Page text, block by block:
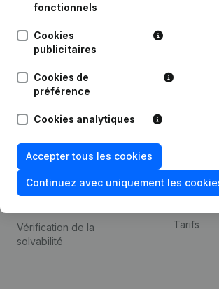
fonctionnels
Cookies
publicitaires
Cookies de
préférence
Cookies analytiques
Accepter tous les cookies
Continuez avec uniquement les
248D,
Thème
de la fraude
Consulter des comptes
annuels
Recherche de numéro de
Vérification de la
solvabilité
Contact
Tarifs